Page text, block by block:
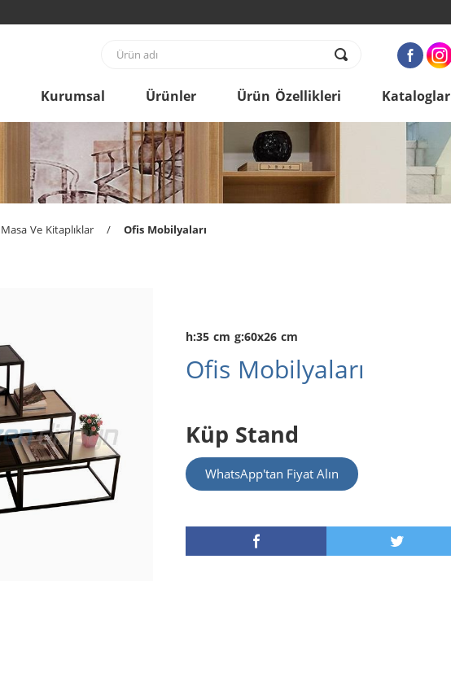
Kurumsal Ürünler Ürün Özellikleri Kataloglar
Masa Ve Kitaplıklar / Ofis Mobilyaları
h:35 cm g:60x26 cm
Ofis Mobilyaları
Küp Stand
WhatsApp'tan Fiyat Alın